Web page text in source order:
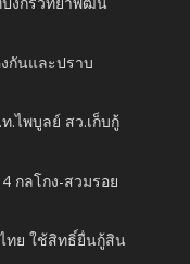
กันและปราบ
.ไพบูลย์ สว.เก็บกู้
กลโกง-สวมรอย
ทย ใช้สิทธิ์ยื่นกู้สิน